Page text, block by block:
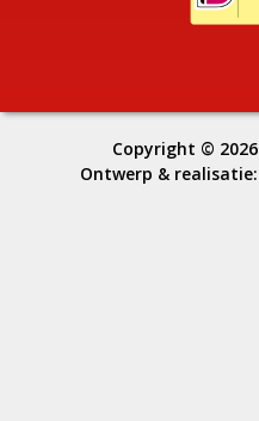
Copyright © 2026
Ontwerp & realisatie: